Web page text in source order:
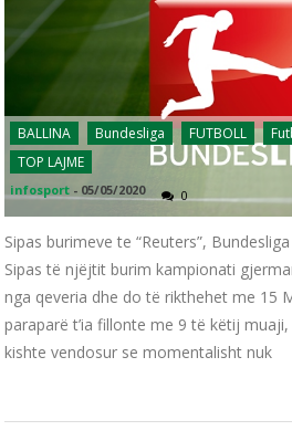
BALLINA Bundesliga FUTBOLL
TOP LAJME
infosport - 05/05/2020 0
Sipas burimeve te “Reuters”,
Sipas të njëjtit burim kampionati
nga qeveria dhe do të rikthehet me 15
paraparë t’ia fillonte me 9 të këtij
kishte vendosur se momentalisht nuk